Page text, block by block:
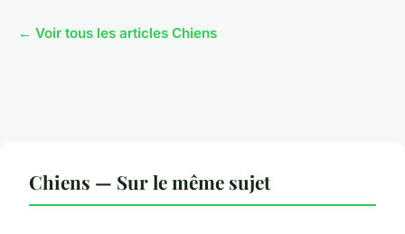
← Voir tous les articles Chiens
Chiens — Sur le même sujet